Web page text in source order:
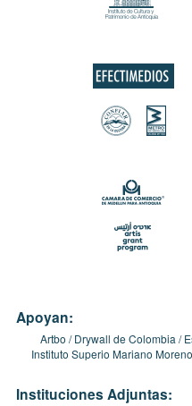
Apoyan:
Artbo Drywall de Colombia
Instituto Superio Mariano Moreno
Instituciones Adjuntas: